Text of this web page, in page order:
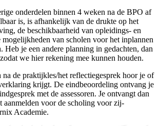
onderdelen binnen 4 weken na de BPO af
is, is afhankelijk van de drukte op het
de beschikbaarheid van opleidings- en
mogelijkheden van scholen voor het inplannen
Heb je een andere planning in gedachten, dan
we hier rekening mee kunnen houden.
de praktijkles/het reflectiegesprek hoor je of
krijgt. De eindbeoordeling ontvang je
met de assessoren. Je ontvangt dan
aanmelden voor de scholing voor zij-
Academie.